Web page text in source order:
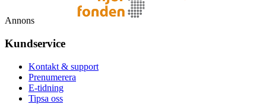
Annons
Kundservice
Kontakt & support
Prenumerera
E-tidning
Tipsa oss